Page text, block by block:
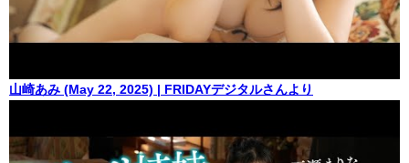
山崎あみ (May 22, 2025) | FRIDAYデジタルさんより